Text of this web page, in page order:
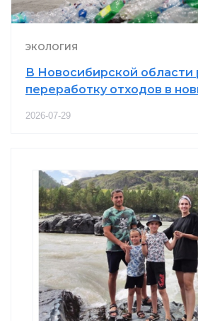
ЭКОЛОГИЯ
В Новосибирской области
переработку отходов в
2026-07-29